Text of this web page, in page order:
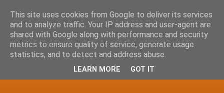
This site uses cookies from Google to deliver its services
and to analyze traffic. Your IP address and user-agent are
shared with Google along with performance and security
metrics to ensure quality of service, generate usage
statistics, and to detect and address abuse.
LEARN MORE GOT IT